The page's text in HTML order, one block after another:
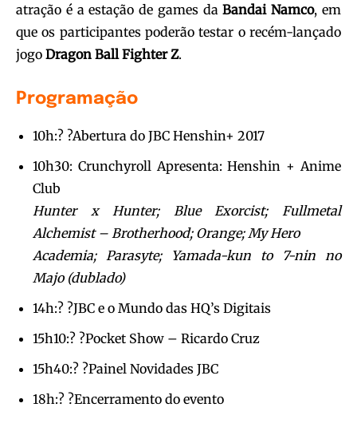
atração é a estação de games daBandai Namco, em
que os participantes poderão testar o recém-lançado
jogo Dragon Ball Fighter Z.
Programação
10h:? ?Abertura do JBC Henshin+ 2017
10h30: Crunchyroll Apresenta: Henshin + Anime
Club
Hunter x Hunter; Blue Exorcist; Fullmetal
Alchemist – Brotherhood; Orange; My Hero
Academia; Parasyte; Yamada-kun to 7-nin no
Majo (dublado)
14h:? ?JBC e o Mundo das HQ’s Digitais
15h10:? ?Pocket Show – Ricardo Cruz
15h40:? ?Painel Novidades JBC
18h:? ?Encerramento do evento